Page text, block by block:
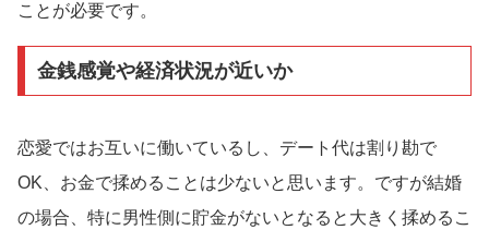
ことが必要です。
金銭感覚や経済状況が近いか
恋愛ではお互いに働いているし、デート代は割り勘で
OK、お金で揉めることは少ないと思います。ですが結婚
の場合、特に男性側に貯金がないとなると大きく揉めるこ